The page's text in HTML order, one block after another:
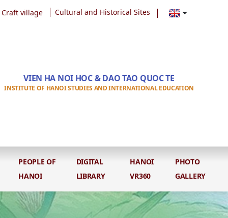
Craft village Cultural and Historical Sites
VIEN HA NOI HOC & DAO TAO QUOC TE
INSTITUTE OF HANOI STUDIES AND INTERNATIONAL EDUCATION
PEOPLE OF
HANOI
DIGITAL
LIBRARY
HANOI
VR360
PHOTO
GALLERY